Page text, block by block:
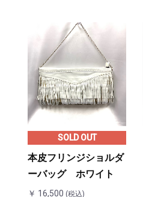
SOLD OUT
本皮フリンジショルダ
ーバッグ ホワイト
￥ 16,500 (税込)